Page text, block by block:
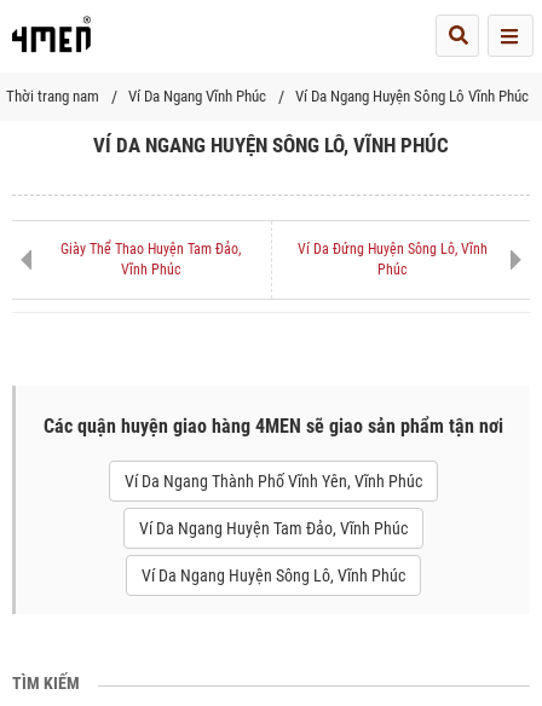
Thời trang nam Ví Da Ngang Vĩnh Phúc Ví Da Ngang Huyện Sông Lô Vĩnh Phúc
VÍ DA NGANG HUYỆN SÔNG LÔ, VĨNH PHÚC
Giày Thể Thao Huyện Tam Đảo,
Vĩnh Phúc
Ví Da Đứng Huyện Sông Lô, Vĩnh
Phúc
Các quận huyện giao hàng 4MEN sẽ giao sản phẩm tận nơi
Ví Da Ngang Thành Phố Vĩnh Yên, Vĩnh Phúc
Ví Da Ngang Huyện Tam Đảo, Vĩnh Phúc
Ví Da Ngang Huyện Sông Lô, Vĩnh Phúc
TÌM KIẾM